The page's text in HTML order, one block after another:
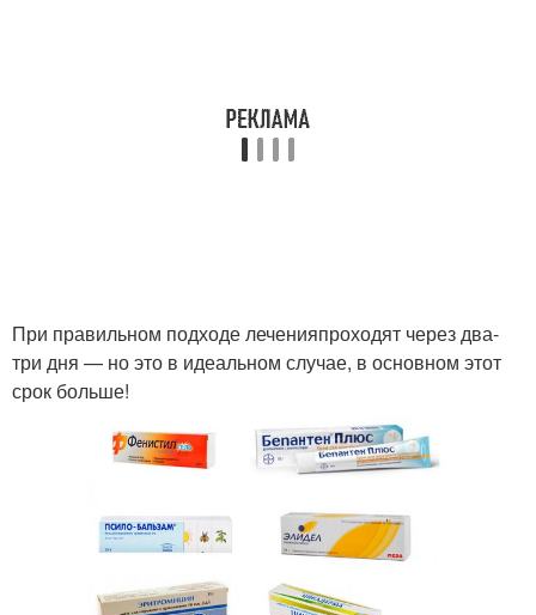
При правильном подходе леченияпроходят через два-
три дня — но это в идеальном случае, в основном этот
срок больше!